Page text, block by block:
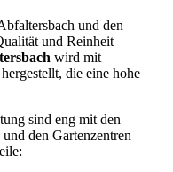
und den
und Reinheit
wird mit
die eine hohe
sind eng mit den
den Gartenzentren